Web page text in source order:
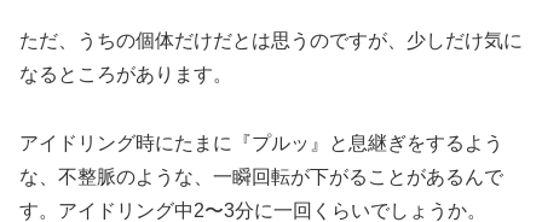
ただ、うちの個体だけだとは思うのですが、少しだけ気に
なるところがあります。
アイドリング時にたまに『プルッ』と息継ぎをするよう
な、不整脈のような、一瞬回転が下がることがあるんで
す。アイドリング中2〜3分に一回くらいでしょうか。